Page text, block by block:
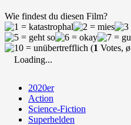
Wie findest du diesen Film?
(1 Votes, ø
Loading...
2020er
Action
Science-Fiction
Superhelden